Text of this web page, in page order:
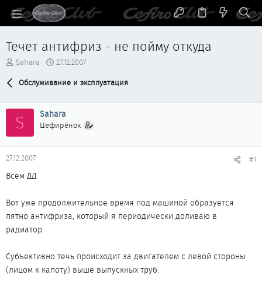
Течет антифриз - не пойму откуда
А
т
е
м
ы
Sahara
Д
т
а
ч
л
27.12.2007
Обслуживание и эксплуатация
S Sahara
Цефирёнок
27.12.2007 #1
Всем ДД.
Вот уже продолжительное время под машиной образуется
пятно антифриза, который я периодически доливаю в
радиатор.
Субъективно течь происходит за двигателем с левой стороны
(лицом к капоту) выше выпускных труб.